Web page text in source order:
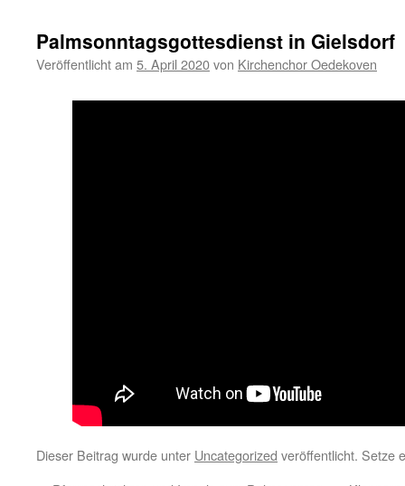
Palmsonntagsgottesdienst in Gielsdorf
Veröffentlicht am 5. April 2020von Kirchenchor Oedekoven
Dieser Beitrag wurde unter Uncategorized veröffentlicht. Setze